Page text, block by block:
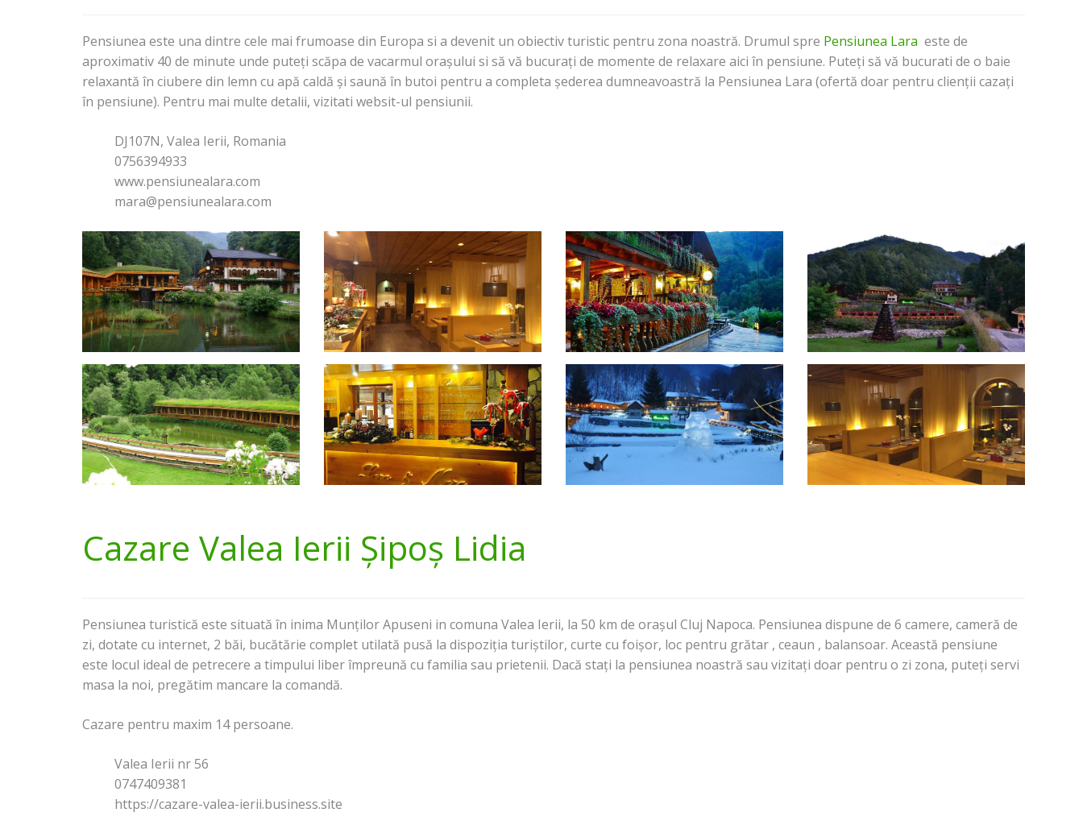
Pensiunea este una dintre cele mai frumoase din Europa si a devenit un obiectiv turistic pentru zona noastră. Drumul spre Pensiunea Lara este de
aproximativ 40 de minute unde puteți scăpa de vacarmul orașului si să vă bucurați de momente de relaxare aici în pensiune. Puteți să vă bucurati de o baie
relaxantă în ciubere din lemn cu apă caldă și saună în butoi pentru a completa șederea dumneavoastră la Pensiunea Lara (ofertă doar pentru clienții cazați
în pensiune). Pentru mai multe detalii, vizitati websit-ul pensiunii.
DJ107N, Valea Ierii, Romania
0756394933
www.pensiunealara.com
mara@pensiunealara.com
Cazare Valea Ierii Șipoș Lidia
Pensiunea turistică este situată în inima Munților Apuseni in comuna Valea Ierii, la 50 km de orașul Cluj Napoca. Pensiunea dispune de 6 camere, cameră de
zi, dotate cu internet, 2 băi, bucătărie complet utilată pusă la dispoziția turiștilor, curte cu foișor, loc pentru grătar , ceaun , balansoar. Această pensiune
este locul ideal de petrecere a timpului liber împreună cu familia sau prietenii. Dacă stați la pensiunea noastră sau vizitați doar pentru o zi zona, puteți servi
masa la noi, pregătim mancare la comandă.
Cazare pentru maxim 14 persoane.
Valea Ierii nr 56
0747409381
https://cazare-valea-ierii.business.site